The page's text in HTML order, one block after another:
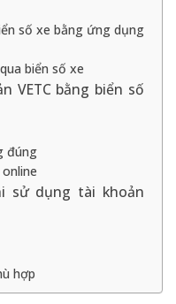
số xe bằng ứng dụng
biển số xe
VETC bằng biển số
đúng
sử dụng tài khoản
hợp